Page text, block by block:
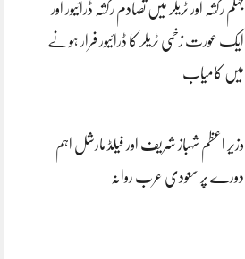
جہلم رکشہ اور ٹریلر میں تصادم رکشہ ڈرائیور اور
ایک عورت زخمی ٹریلر کا ڈرائیور فرار ہونے
میں کامیاب
وزیر اعظم شہباز شریف اور فیلڈ مارشل اہم
دورے پر سعودی عرب روانہ